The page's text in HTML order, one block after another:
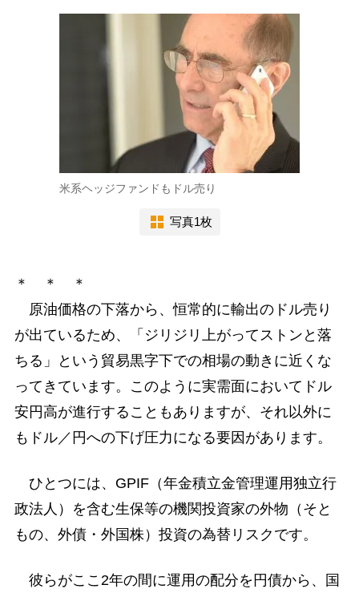
米系ヘッジファンドもドル売り
写真1枚
＊ ＊ ＊
原油価格の下落から、恒常的に輸出のドル売り
が出ているため、「ジリジリ上がってストンと落
ちる」という貿易黒字下での相場の動きに近くな
ってきています。このように実需面においてドル
安円高が進行することもありますが、それ以外に
もドル／円への下げ圧力になる要因があります。
ひとつには、GPIF（年金積立金管理運用独立行
政法人）を含む生保等の機関投資家の外物（そと
もの、外債・外国株）投資の為替リスクです。
彼らがここ2年の間に運用の配分を円債から、国